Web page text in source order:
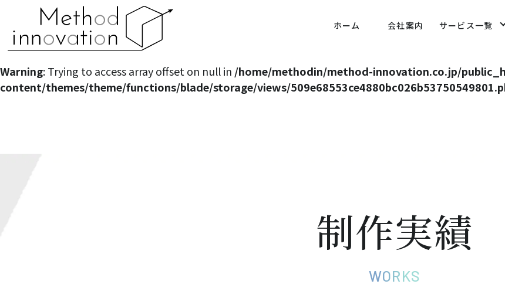
ホーム 会社案内 サービス一覧
Warning : Attempt to read property "taxonomies" on null in
/home/methodin/method-
content/themes/theme/functions/blade/storage/views/
Warning: Trying to access array offset on null in /home/methodin/method-innovation.co.jp/
content/themes/theme/functions/blade/storage/views/
制作実績
WORKS